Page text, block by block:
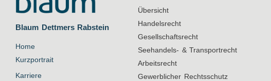
Blaum Dettmers Rabstein
Home
Kurzportrait
Karriere
Übersicht
Handelsrecht
Gesellschaftsrecht
Seehandels- & Transportrecht
Arbeitsrecht
Gewerblicher Rechtsschutz